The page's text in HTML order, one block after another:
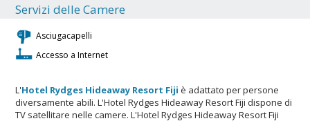
Servizi delle Camere
Asciugacapelli
Accesso a Internet
L'Hotel Rydges Hideaway Resort Fiji è adattato per persone
diversamente abili. L'Hotel Rydges Hideaway Resort Fiji dispone di
TV satellitare nelle camere. L'Hotel Rydges Hideaway Resort Fiji